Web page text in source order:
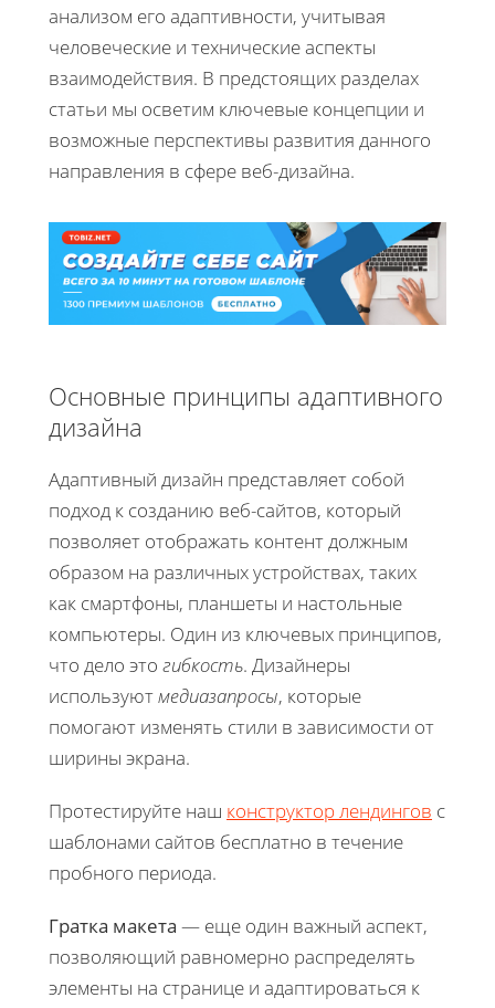
анализом его адаптивности, учитывая
человеческие и технические аспекты
взаимодействия. В предстоящих разделах
статьи мы осветим ключевые концепции и
возможные перспективы развития данного
направления в сфере веб-дизайна.
Основные принципы адаптивного
дизайна
Адаптивный дизайн представляет собой
подход к созданию веб-сайтов, который
позволяет отображать контент должным
образом на различных устройствах, таких
как смартфоны, планшеты и настольные
компьютеры. Один из ключевых принципов,
что дело это гибкость. Дизайнеры
используютмедиазапросы, которые
помогают изменять стили в зависимости от
ширины экрана.
Протестируйте наш конструктор лендингов с
шаблонами сайтов бесплатно в течение
пробного периода.
Гратка макета — еще один важный аспект,
позволяющий равномерно распределять
элементы на странице и адаптироваться к